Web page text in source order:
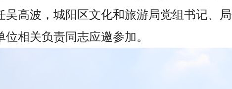
吴高波，城阳区文化和旅游局党组书记、
相关负责同志应邀参加。